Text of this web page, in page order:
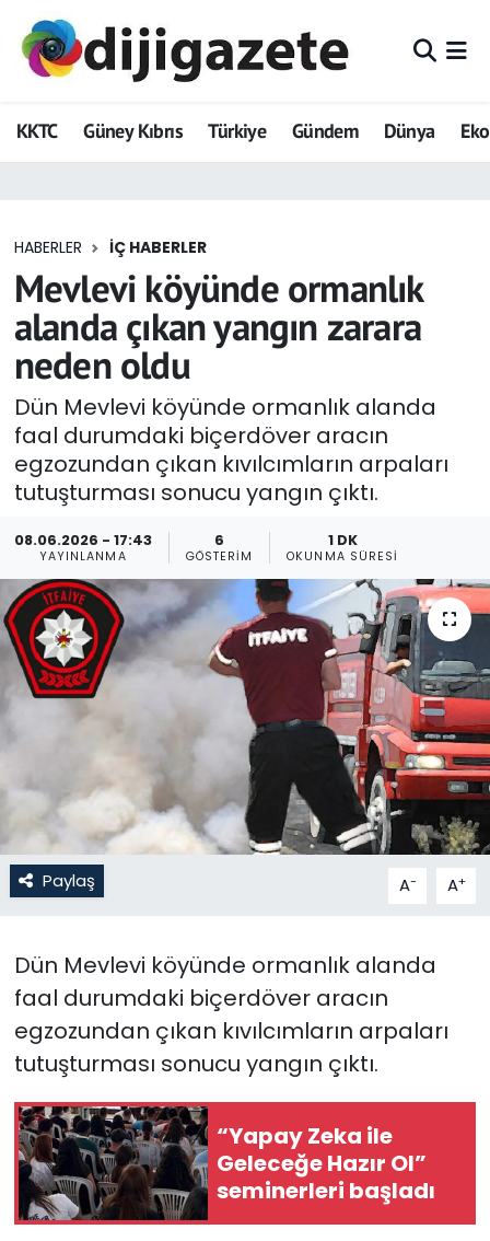
KKTC Güney Kıbrıs Türkiye Gündem Dünya
HABERLER İÇ HABERLER
Mevlevi köyünde ormanlık
alanda çıkan yangın zarara
neden oldu
Dün Mevlevi köyünde ormanlık alanda
faal durumdaki biçerdöver aracın
egzozundan çıkan kıvılcımların arpaları
tutuşturması sonucu yangın çıktı.
08.06.2026 - 17:43
YAYINLANMA
6
GÖSTERIM
1 DK
OKUNMA SÜRESI
Paylaş A- A+
Dün Mevlevi köyünde ormanlık alanda
faal durumdaki biçerdöver aracın
egzozundan çıkan kıvılcımların arpaları
tutuşturması sonucu yangın çıktı.
“Yapay Zeka ile
Geleceğe Hazır Ol”
seminerleri başladı
ADVERTORIAL
Dijigazete
Eğitim
Ekonomi
Foto Galeri
GEZİ
Güncel
Gündem
KKTC
KKTC YEREL SEÇİM 2018
Kültür Sanat
Magazin
Moda
Nöbetçi Eczaneler
Politika
SAĞLIK
Teknoloji
TÜRKiYE
Hava Durumu
Trafik Durumu
Tüm Manşetler
Son Dakika Haberleri
Haber Arşivi